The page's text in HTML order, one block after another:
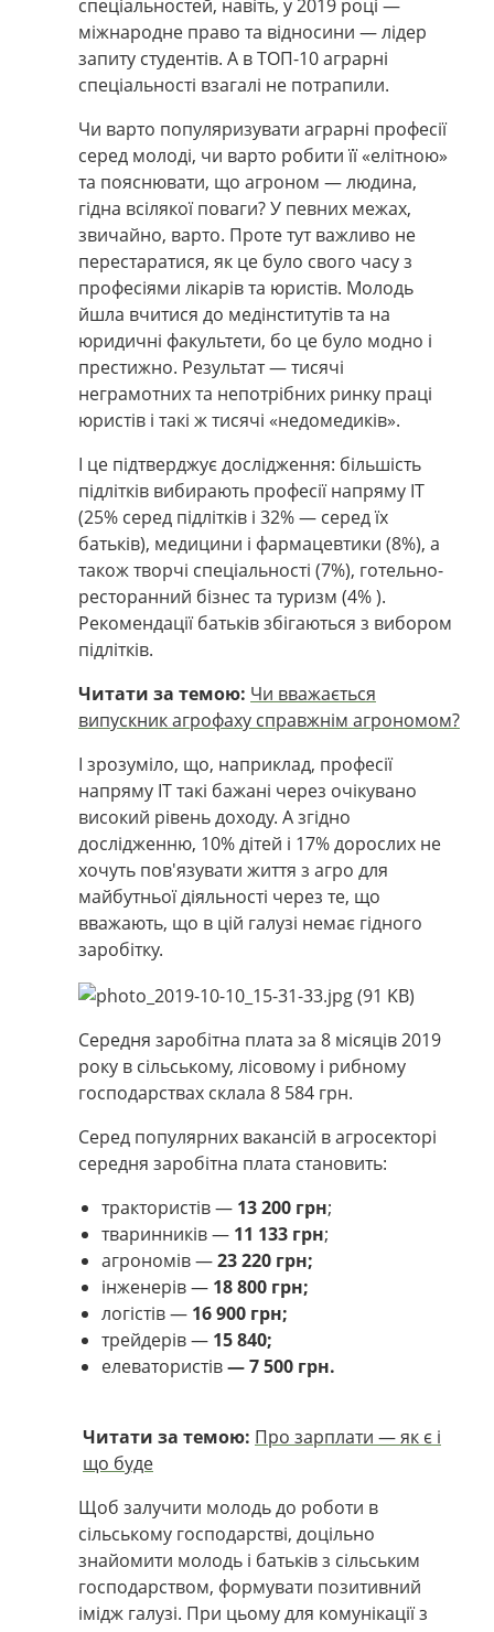
спеціальностей, навіть, у 2019 році —
міжнародне право та відносини — лідер
запиту студентів. А в ТОП-10 аграрні
спеціальності взагалі не потрапили.
Чи варто популяризувати аграрні професії
серед молоді, чи варто робити її «елітною»
та пояснювати, що агроном — людина,
гідна всілякої поваги? У певних межах,
звичайно, варто. Проте тут важливо не
перестаратися, як це було свого часу з
професіями лікарів та юристів. Молодь
йшла вчитися до медінститутів та на
юридичні факультети, бо це було модно і
престижно. Результат — тисячі
неграмотних та непотрібних ринку праці
юристів і такі ж тисячі «недомедиків».
І це підтверджує дослідження: більшість
підлітків вибирають професії напряму ІТ
(25% серед підлітків і 32% — серед їх
батьків), медицини і фармацевтики (8%), а
також творчі спеціальності (7%), готельно-
ресторанний бізнес та туризм (4% ).
Рекомендації батьків збігаються з вибором
підлітків.
Читати за темою: Чи вважається
випускник агрофаху справжнім агрономом?
І зрозуміло, що, наприклад, професії
напряму ІТ такі бажані через очікувано
високий рівень доходу. А згідно
дослідженню, 10% дітей і 17% дорослих не
хочуть пов'язувати життя з агро для
майбутньої діяльності через те, що
вважають, що в цій галузі немає гідного
заробітку.
Середня заробітна плата за 8 місяців 2019
року в сільському, лісовому і рибному
господарствах склала 8 584 грн.
Серед популярних вакансій в агросекторі
середня заробітна плата становить:
трактористів — 13 200 грн;
тваринників — 11 133 грн;
агрономів —23 220 грн;
інженерів —18 800 грн;
логістів —16 900 грн;
трейдерів —15 840;
елеватористів— 7 500 грн.
Читати за темою: Про зарплати — як є і
що буде
Щоб залучити молодь до роботи в
сільському господарстві, доцільно
знайомити молодь і батьків з сільським
господарством, формувати позитивний
імідж галузі. При цьому для комунікації з